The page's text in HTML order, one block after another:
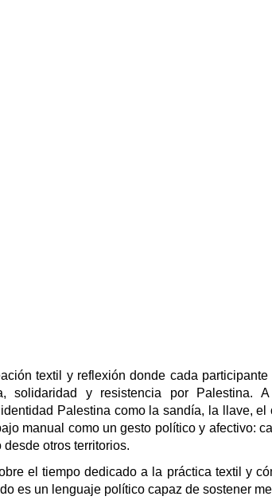
textil y reflexión donde cada
solidaridad y resistencia por Palestina.
Palestina como la sandía, la llave,
manual como un gesto político y afectivo:
otros territorios.
el tiempo dedicado a la práctica textil y
es un lenguaje político capaz de sostener